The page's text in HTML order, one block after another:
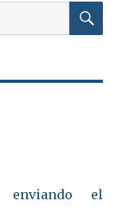
el